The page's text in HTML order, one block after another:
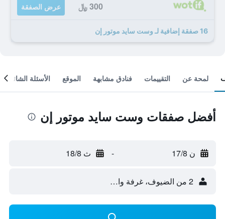
300 ﷼ عرض الصفقة
16 صفقة إضافية لـ وست سايد موتور إن
لمحة عن التقييمات فنادق مشابهة الموقع الأسئلة الشائعة
أفضل صفقات وست سايد موتور إن
ن 17/8 - ث 18/8
2 من الضيوف، غرفة واحدة